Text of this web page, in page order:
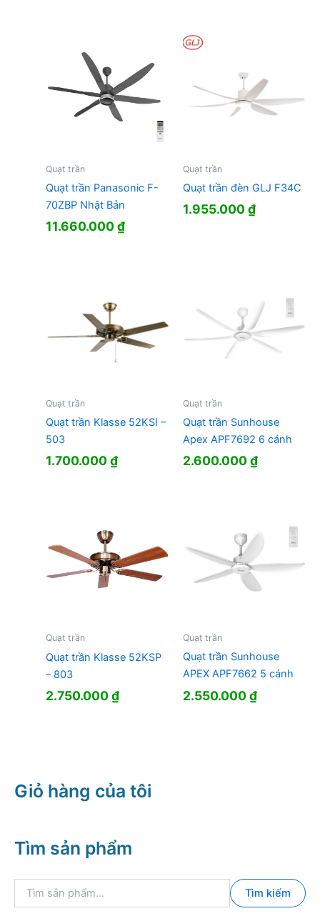
Quạt trần
Quạt trần Panasonic F-
70ZBP Nhật Bản
11.660.000₫
Quạt trần
Quạt trần đèn GLJ F34C
1.955.000₫
Quạt trần
Quạt trần Klasse 52KSI –
503
1.700.000₫
Quạt trần
Quạt trần Sunhouse
Apex APF7692 6 cánh
2.600.000₫
Quạt trần
Quạt trần Klasse 52KSP
– 803
2.750.000₫
Quạt trần
Quạt trần Sunhouse
APEX APF7662 5 cánh
2.550.000₫
Giỏ hàng của tôi
Tìm sản phẩm
Tìm kiếm